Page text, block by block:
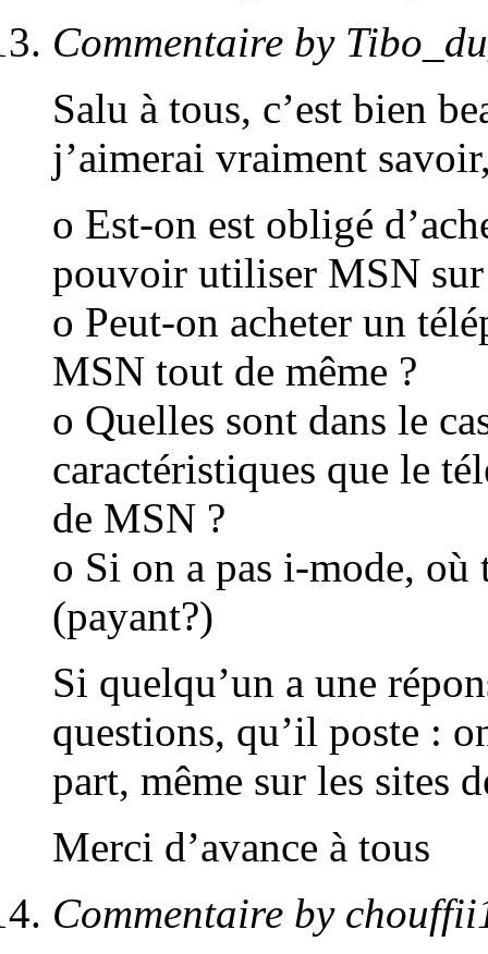
Commentaire by
Salu à tous, c’est bien
j’aimerai vraiment
o Est-on est obligé
pouvoir utiliser MSN
o Peut-on acheter un
MSN tout de même ?
o Quelles sont dans le
caractéristiques que le
de MSN ?
o Si on a pas i-mode,
(payant?)
Si quelqu’un a une
questions, qu’il poste :
part, même sur les sites
Merci d’avance à tous
Commentaire by